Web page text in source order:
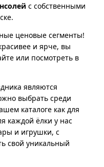
с собственными
ценовые сегменты!
и ярче, вы
или посмотреть в
являются
выбрать среди
каталоге как для
каждой ёлки у нас
и игрушки, с
свой уникальный